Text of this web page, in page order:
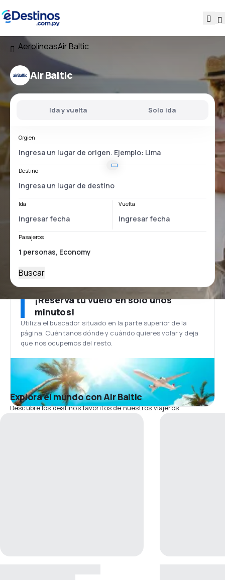
AerolíneasAir Baltic
Air Baltic
Ida y vuelta Solo ida
Orgien
Destino
Ida Vuelta
Pasajeros
Buscar
¡Reserva tu vuelo en solo unos
minutos!
Utiliza el buscador situado en la parte superior de la
página. Cuéntanos dónde y cuándo quieres volar y deja
que nos ocupemos del resto.
Explora el mundo con Air Baltic
Descubre los destinos favoritos de nuestros viajeros